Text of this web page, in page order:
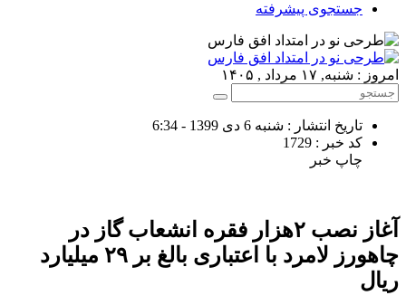
جستجوی پیشرفته
امروز : شنبه, ۱۷ مرداد , ۱۴۰۵
تاریخ انتشار : شنبه 6 دی 1399 - 6:34
کد خبر : 1729
چاپ خبر
آغاز نصب ۲هزار فقره انشعاب گاز در
چاهورز لامرد با اعتباری بالغ‌ بر ٢٩ میلیارد
ریال